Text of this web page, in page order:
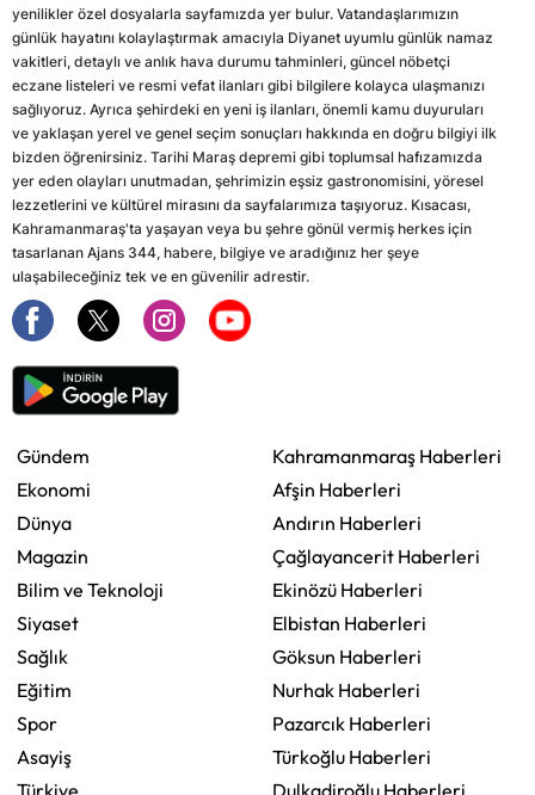
yenilikler özel dosyalarla sayfamızda yer bulur. Vatandaşlarımızın
günlük hayatını kolaylaştırmak amacıyla Diyanet uyumlu günlük namaz
vakitleri, detaylı ve anlık hava durumu tahminleri, güncel nöbetçi
eczane listeleri ve resmi vefat ilanları gibi bilgilere kolayca ulaşmanızı
sağlıyoruz. Ayrıca şehirdeki en yeni iş ilanları, önemli kamu duyuruları
ve yaklaşan yerel ve genel seçim sonuçları hakkında en doğru bilgiyi ilk
bizden öğrenirsiniz. Tarihi Maraş depremi gibi toplumsal hafızamızda
yer eden olayları unutmadan, şehrimizin eşsiz gastronomisini, yöresel
lezzetlerini ve kültürel mirasını da sayfalarımıza taşıyoruz. Kısacası,
Kahramanmaraş'ta yaşayan veya bu şehre gönül vermiş herkes için
tasarlanan Ajans 344, habere, bilgiye ve aradığınız her şeye
ulaşabileceğiniz tek ve en güvenilir adrestir.
Gündem
Ekonomi
Dünya
Magazin
Bilim ve Teknoloji
Siyaset
Sağlık
Eğitim
Spor
Asayiş
Türkiye
Kahramanmaraş Haberleri
Afşin Haberleri
Andırın Haberleri
Çağlayancerit Haberleri
Ekinözü Haberleri
Elbistan Haberleri
Göksun Haberleri
Nurhak Haberleri
Pazarcık Haberleri
Türkoğlu Haberleri
Dulkadiroğlu Haberleri